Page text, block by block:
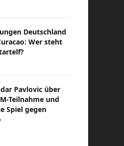
Deutschland
Wer steht
Pavlovic über
Teilnahme und
Spiel gegen